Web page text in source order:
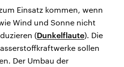
Einsatz kommen, wenn
Wind und Sonne nicht
(Dunkelflaute). Die
sollen
Der Umbau der